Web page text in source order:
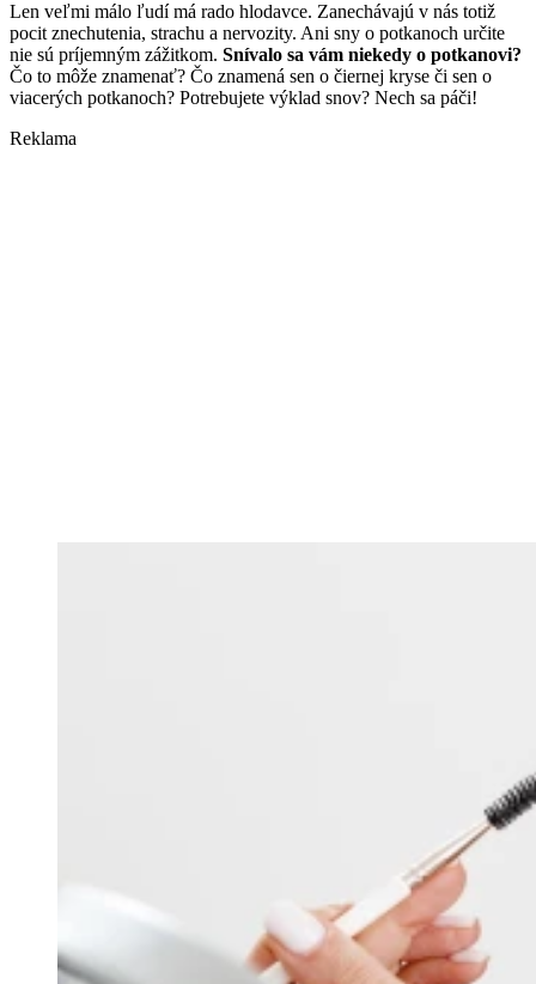
Len veľmi málo ľudí má rado hlodavce. Zanechávajú v nás totiž
pocit znechutenia, strachu a nervozity. Ani sny o potkanoch určite
nie sú príjemným zážitkom. Snívalo sa vám niekedy o potkanovi?
Čo to môže znamenať? Čo znamená sen o čiernej kryse či sen o
viacerých potkanoch? Potrebujete výklad snov? Nech sa páči!
Reklama